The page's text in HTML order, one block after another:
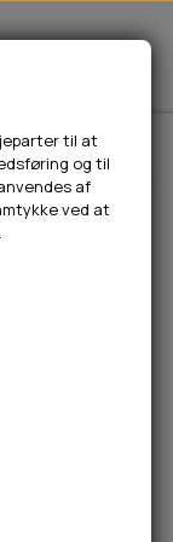
aktiv kornfri
til at
og til
af
ved at